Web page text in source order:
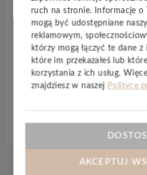
Specyfikacja
Wykazująwłaściwości
się w pomieszczeniach,
ruchu. Produkt może być
ogrzewania podłogowego
Aqua 0panele są również
antystatyczne.
ruch na stronie. Informacje o
mogą być udostępniane
reklamowym,
którzy mogą łączyć te dane
które im przekazałeś lub
korzystania z ich usług.
znajdziesz w naszej Polityce
AKCEPTUJ